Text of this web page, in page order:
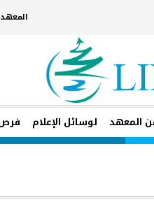
المعهد لوسائل الإعلام